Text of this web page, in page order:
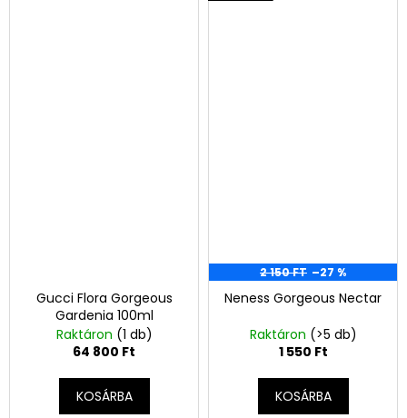
Gucci Flora Gorgeous
Gardenia 100ml
Raktáron (1 db)
64 800 Ft
KOSÁRBA
2 150 FT –27 %
Neness Gorgeous Nectar
Raktáron (>5 db)
1 550 Ft
KOSÁRBA